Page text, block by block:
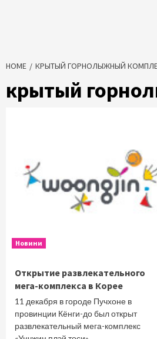
HOME КРЫТЫЙ ГОРНОЛЫЖНЫЙ
крытый
Новини
Открытие развлекательного
мега-комплекса в Корее
11 декабря в городе Пучхоне в
провинции Кёнги-до был открыт
развлекательный мега-комплекс